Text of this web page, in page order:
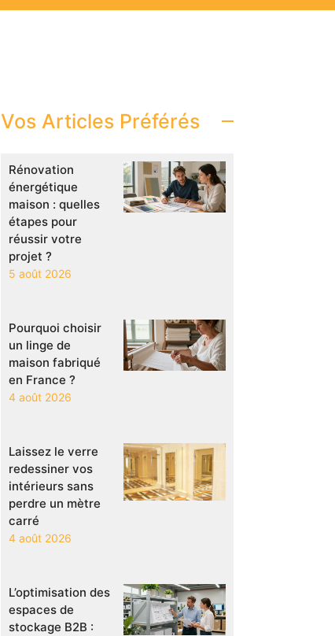
Vos Articles Préférés
Rénovation
énergétique
maison : quelles
étapes pour
réussir votre
projet ?
5 août 2026
Pourquoi choisir
un linge de
maison fabriqué
en France ?
4 août 2026
Laissez le verre
redessiner vos
intérieurs sans
perdre un mètre
carré
4 août 2026
L’optimisation des
espaces de
stockage B2B :